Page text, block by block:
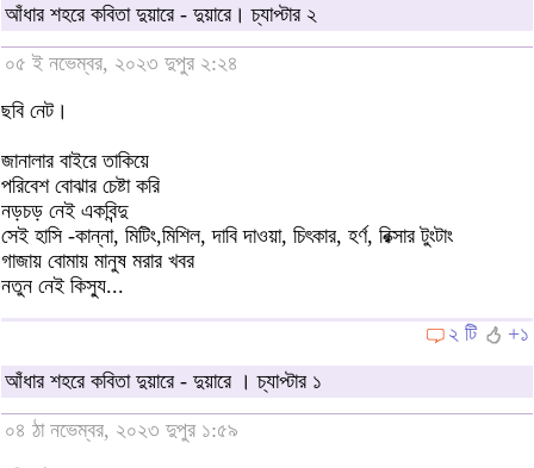
আঁধার শহরে কবিতা দুয়ারে - দুয়ারে। চ্যাপ্টার ২
০৫ ই নভেম্বর, ২০২৩ দুপুর ২:২৪
ছবি নেট।
জানালার বাইরে তাকিয়ে
পরিবেশ বোঝার চেষ্টা করি
নড়চড় নেই একবিন্দু
সেই হাসি -কান্না, মিটিং,মিশিল, দাবি দাওয়া, চিৎকার, হর্ণ, রিক্সার টুংটাং
গাজায় বোমায় মানুষ মরার খবর
নতুন নেই কিস্যু...
২ টি
+১
আঁধার শহরে কবিতা দুয়ারে - দুয়ারে । চ্যাপ্টার ১
০৪ ঠা নভেম্বর, ২০২৩ দুপুর ১:৫৯